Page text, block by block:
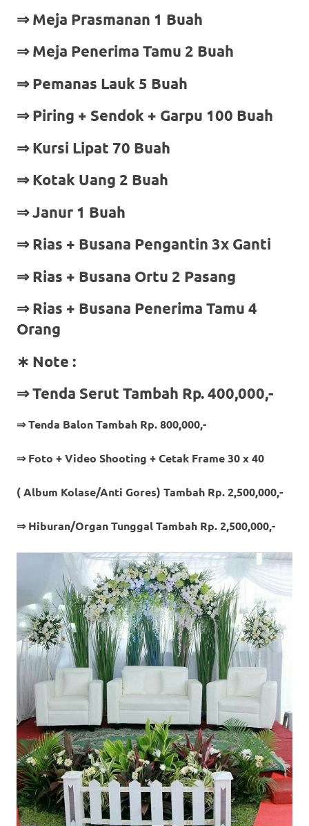
⇒ Meja Prasmanan 1 Buah
⇒ Meja Penerima Tamu 2 Buah
⇒ Pemanas Lauk 5 Buah
⇒ Piring + Sendok + Garpu 100 Buah
⇒ Kursi Lipat 70 Buah
⇒ Kotak Uang 2 Buah
⇒ Janur 1 Buah
⇒ Rias + Busana Pengantin 3x Ganti
⇒ Rias + Busana Ortu 2 Pasang
⇒ Rias + Busana Penerima Tamu 4
Orang
∗ Note :
⇒ Tenda Serut Tambah Rp. 400,000,-
⇒ Tenda Balon Tambah Rp. 800,000,-
⇒ Foto + Video Shooting + Cetak Frame 30 x 40
( Album Kolase/Anti Gores) Tambah Rp. 2,500,000,-
⇒ Hiburan/Organ Tunggal Tambah Rp. 2,500,000,-